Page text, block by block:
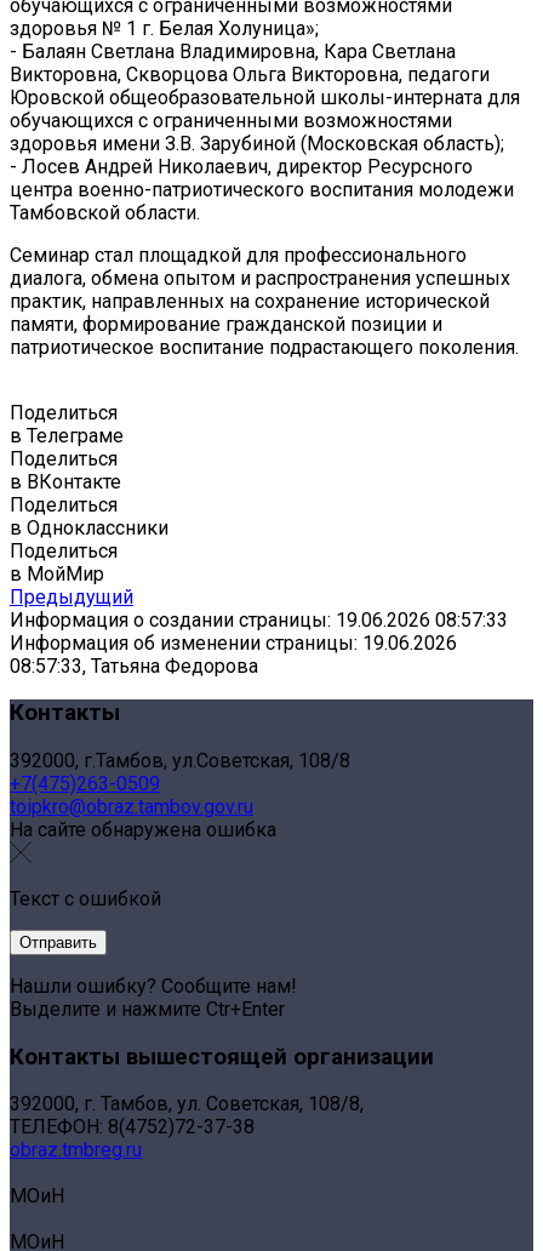
обучающихся с ограниченными возможностями
здоровья № 1 г. Белая Холуница»;
- Балаян Светлана Владимировна, Кара Светлана
Викторовна, Скворцова Ольга Викторовна, педагоги
Юровской общеобразовательной школы-интерната для
обучающихся с ограниченными возможностями
здоровья имени З.В. Зарубиной (Московская область);
- Лосев Андрей Николаевич, директор Ресурсного
центра военно-патриотического воспитания молодежи
Тамбовской области.
Семинар стал площадкой для профессионального
диалога, обмена опытом и распространения успешных
практик, направленных на сохранение исторической
памяти, формирование гражданской позиции и
патриотическое воспитание подрастающего поколения.
Поделиться
в Телеграме
Поделиться
в ВКонтакте
Поделиться
в Одноклассники
Поделиться
в МойМир
Предыдущий
Информация о создании страницы: 19.06.2026 08:57:33
Информация об изменении страницы: 19.06.2026
08:57:33, Татьяна Федорова
Контакты
392000, г.Тамбов, ул.Советская, 108/8
+7(475)263-0509
toipkro@obraz.tambov.gov.ru
На сайте обнаружена ошибка
Текст с ошибкой
Нашли ошибку? Сообщите нам!
Выделите и нажмите Ctr+Enter
Контакты вышестоящей организации
392000, г. Тамбов, ул. Советская, 108/8,
ТЕЛЕФОН: 8(4752)72-37-38
obraz.tmbreg.ru
МОиН
МОиН